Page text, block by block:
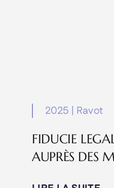
2025 | Ravot
FIDUCIE
AUPRÈS DES